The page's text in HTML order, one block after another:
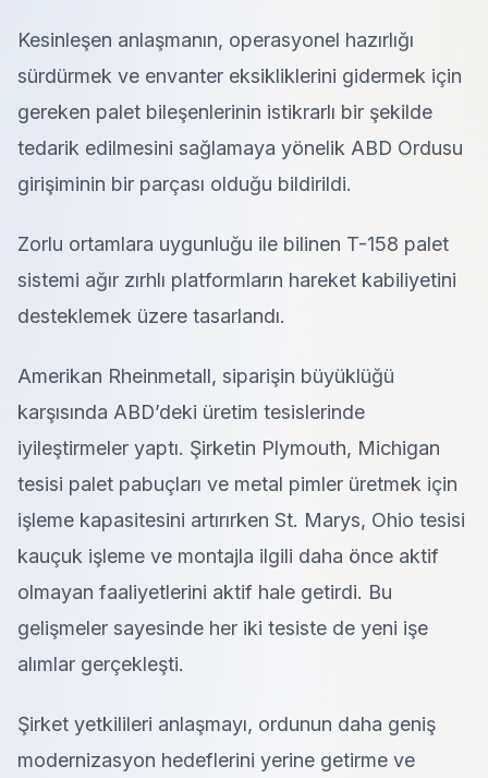
Kesinleşen anlaşmanın, operasyonel hazırlığı
sürdürmek ve envanter eksikliklerini gidermek için
gereken palet bileşenlerinin istikrarlı bir şekilde
tedarik edilmesini sağlamaya yönelik ABD Ordusu
girişiminin bir parçası olduğu bildirildi.
Zorlu ortamlara uygunluğu ile bilinen T-158 palet
sistemi ağır zırhlı platformların hareket kabiliyetini
desteklemek üzere tasarlandı.
Amerikan Rheinmetall, siparişin büyüklüğü
karşısında ABD’deki üretim tesislerinde
iyileştirmeler yaptı. Şirketin Plymouth, Michigan
tesisi palet pabuçları ve metal pimler üretmek için
işleme kapasitesini artırırken St. Marys, Ohio tesisi
kauçuk işleme ve montajla ilgili daha önce aktif
olmayan faaliyetlerini aktif hale getirdi. Bu
gelişmeler sayesinde her iki tesiste de yeni işe
alımlar gerçekleşti.
Şirket yetkilileri anlaşmayı, ordunun daha geniş
modernizasyon hedeflerini yerine getirme ve